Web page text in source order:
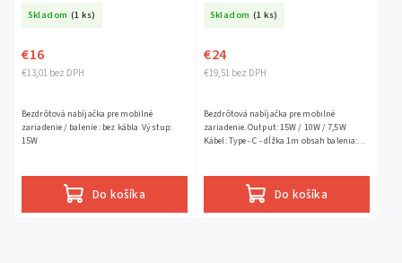
Skladom (1 ks)
€13,01 bez DPH
€16
Do košíka
Bezdrôtová nabíjačka pre mobilné
zariadenie / balenie : bez kábla Výstup:
15W
Skladom (1 ks)
€19,51 bez DPH
€24
Do košíka
Bezdrôtová nabíjačka pre mobilné
zariadenie. Output: 15W / 10W / 7,5W
Kábel: Type - C - dĺžka 1m obsah balenia: